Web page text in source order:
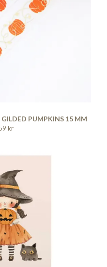
PUMPKINS 15 MM
kr